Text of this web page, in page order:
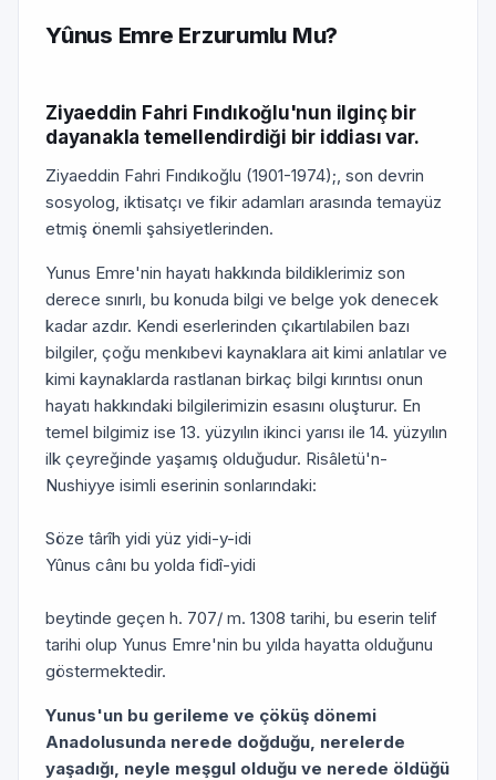
Yûnus Emre Erzurumlu Mu?
Ziyaeddin Fahri Fındıkoğlu'nun ilginç bir
dayanakla temellendirdiği bir iddiası var.
Ziyaeddin Fahri Fındıkoğlu (1901-1974);, son devrin
sosyolog, iktisatçı ve fikir adamları arasında temayüz
etmiş önemli şahsiyetlerinden.
Yunus Emre'nin hayatı hakkında bildiklerimiz son
derece sınırlı, bu konuda bilgi ve belge yok denecek
kadar azdır. Kendi eserlerinden çıkartılabilen bazı
bilgiler, çoğu menkıbevi kaynaklara ait kimi anlatılar ve
kimi kaynaklarda rastlanan birkaç bilgi kırıntısı onun
hayatı hakkındaki bilgilerimizin esasını oluşturur. En
temel bilgimiz ise 13. yüzyılın ikinci yarısı ile 14. yüzyılın
ilk çeyreğinde yaşamış olduğudur. Risâletü'n-
Nushiyye isimli eserinin sonlarındaki:
Söze târîh yidi yüz yidi-y-idi
Yûnus cânı bu yolda fidî-yidi
beytinde geçen h. 707/ m. 1308 tarihi, bu eserin telif
tarihi olup Yunus Emre'nin bu yılda hayatta olduğunu
göstermektedir.
Yunus'un bu gerileme ve çöküş dönemi
Anadolusunda nerede doğduğu, nerelerde
yaşadığı, neyle meşgul olduğu ve nerede öldüğü